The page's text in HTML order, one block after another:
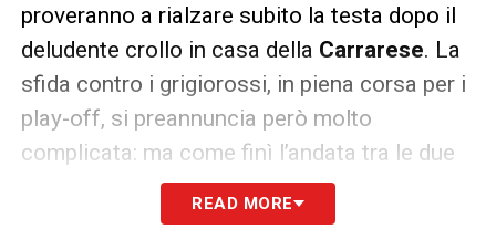
proveranno a rialzare subito la testa dopo il
deludente crollo in casa della Carrarese. La
sfida contro i grigiorossi, in piena corsa per i
play-off, si preannuncia però molto
complicata: ma come finì l’andata tra le due
READ MORE